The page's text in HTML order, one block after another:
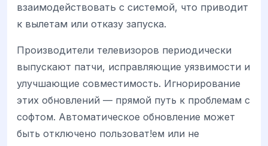
взаимодействовать с системой, что приводит
к вылетам или отказу запуска.
Производители телевизоров периодически
выпускают патчи, исправляющие уязвимости и
улучшающие совместимость. Игнорирование
этих обновлений — прямой путь к проблемам с
софтом. Автоматическое обновление может
быть отключено пользоват!ем или не